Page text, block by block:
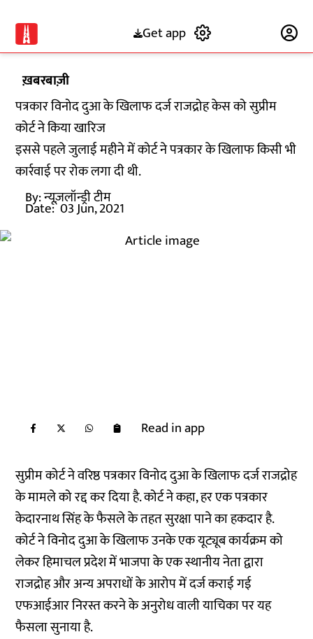
Get app
ख़बरबाज़ी
पत्रकार विनोद दुआ के खिलाफ दर्ज राजद्रोह केस को सुप्रीम
कोर्ट ने किया खारिज
इससे पहले जुलाई महीने में कोर्ट ने पत्रकार के खिलाफ किसी भी
कार्रवाई पर रोक लगा दी थी.
By:न्यूज़लॉन्ड्री टीम
Date: 03 Jun, 2021
Read in app
सुप्रीम कोर्ट ने वरिष्ठ पत्रकार विनोद दुआ के खिलाफ दर्ज राजद्रोह
के मामले को रद्द कर दिया है. कोर्ट ने कहा, हर एक पत्रकार
केदारनाथ सिंह के फैसले के तहत सुरक्षा पाने का हकदार है.
कोर्ट ने विनोद दुआ के खिलाफ उनके एक यूट्यूब कार्यक्रम को
लेकर हिमाचल प्रदेश में भाजपा के एक स्थानीय नेता द्वारा
राजद्रोह और अन्य अपराधों के आरोप में दर्ज कराई गई
एफआईआर निरस्त करने के अनुरोध वाली याचिका पर यह
फैसला सुनाया है.